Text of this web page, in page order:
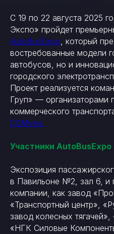
С 19 по 22 августа 2025
Экспо» пройдет
AutoBusExpo, который
востребованные модели
автобусов, но и
городского
Проект реализуется
Груп» — организаторами
коммерческого
COMvex.
Участники AutoBusExpo
Экспозиция
в Павильоне №2, зал 6, и
компании, как завод
«Транспортный центр»,
завод колесных
«НГК Силовые